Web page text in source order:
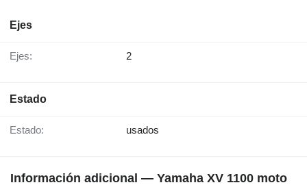
Ejes
Ejes: 2
Estado
Estado: usados
Información adicional — Yamaha XV 1100 moto